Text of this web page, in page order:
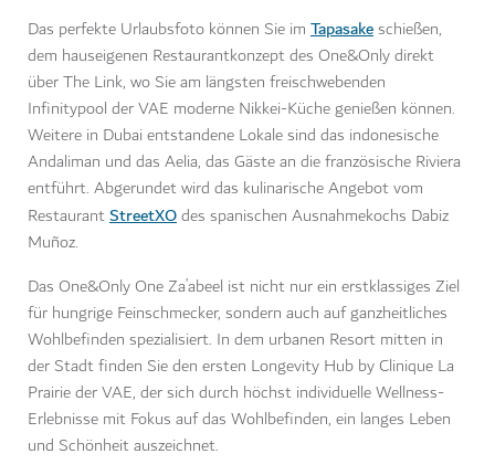
Das perfekte Urlaubsfoto können Sie im Tapasakeschießen,
dem hauseigenen Restaurantkonzept des One&Only direkt
über The Link, wo Sie am längsten freischwebenden
Infinitypool der VAE moderne Nikkei-Küche genießen können.
Weitere in Dubai entstandene Lokale sind das indonesische
Andaliman und das Aelia, das Gäste an die französische Riviera
entführt. Abgerundet wird das kulinarische Angebot vom
RestaurantStreetXOdes spanischen Ausnahmekochs Dabiz
Muñoz.
Das One&Only One Za’abeel ist nicht nur ein erstklassiges Ziel
für hungrige Feinschmecker, sondern auch auf ganzheitliches
Wohlbefinden spezialisiert. In dem urbanen Resort mitten in
der Stadt finden Sie den ersten Longevity Hub by Clinique La
Prairie der VAE, der sich durch höchst individuelle Wellness-
Erlebnisse mit Fokus auf das Wohlbefinden, ein langes Leben
und Schönheit auszeichnet.